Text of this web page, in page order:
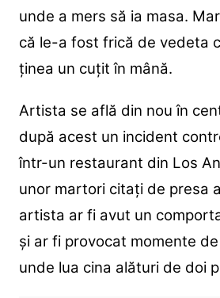
unde a mers să ia masa.
că le-a fost frică de vedeta
ținea un cuțit în mână.
Artista se află din nou în
după acest un incident
într-un restaurant din Los
unor martori citați de presa
artista ar fi avut un
și ar fi provocat momente
unde lua cina alături de doi